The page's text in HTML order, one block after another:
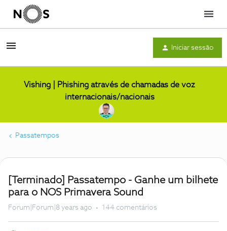
Menu
Iniciar sessão
Vishing | Phishing através de chamadas de voz
internacionais/nacionais
Passatempos
[Terminado] Passatempo - Ganhe um bilhete
para o NOS Primavera Sound
Forum|Forum|8 years ago 144 comentários